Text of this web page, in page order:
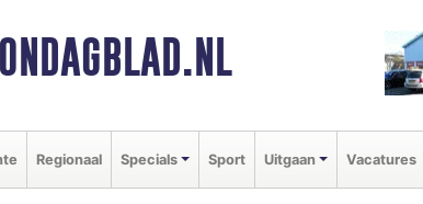
Regionaal Specials Sport Uitgaan Vacatures